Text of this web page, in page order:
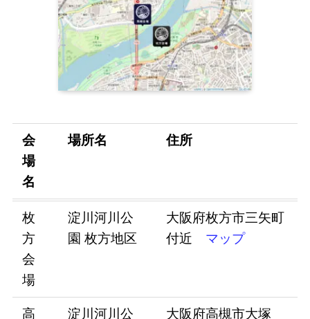
会
場
名
場所名 住所
枚
方
会
場
淀川河川公
園 枚方地区
大阪府枚方市三矢町
付近 マップ
高 淀川河川公 大阪府高槻市大塚